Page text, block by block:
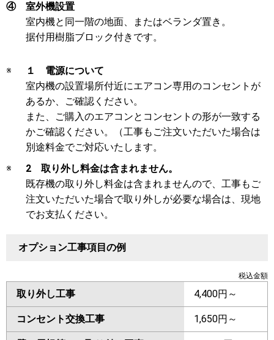
④
室外機設置
室内機と同一階の地面、またはベランダ置き。
据付用樹脂ブロック付きです。
※
１ 電源について
室内機の設置場所付近にエアコン専用のコンセントが
あるか、ご確認ください。
また、ご購入のエアコンとコンセントの形が一致する
かご確認ください。（工事もご注文いただいた場合は
別途料金でご対応いたします。
※
2 取り外し料金は含まれません。
既存機の取り外し料金は含まれませんので、工事もご
注文いただいた場合で取り外しが必要な場合は、現地
でお支払ください。
オプション工事項目の例
税込金額
取り外し工事 4,400円～
コンセント交換工事 1,650円～